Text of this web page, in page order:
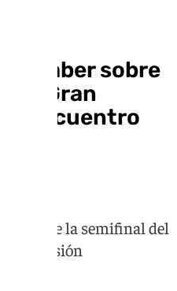
saber sobre
a Gran
encuentro
la ida de la semifinal del
División